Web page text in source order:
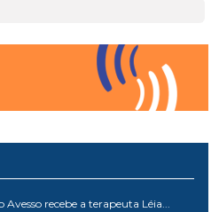
recebe a terapeuta Léia...